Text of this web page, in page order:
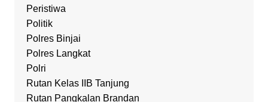
Peristiwa
Politik
Polres Binjai
Polres Langkat
Polri
Rutan Kelas IIB Tanjung
Rutan Pangkalan Brandan